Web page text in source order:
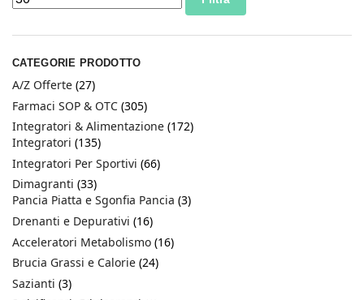
CATEGORIE PRODOTTO
A/Z Offerte (27)
Farmaci SOP & OTC (305)
Integratori & Alimentazione (172)
Integratori (135)
Integratori Per Sportivi (66)
Dimagranti (33)
Pancia Piatta e Sgonfia Pancia (3)
Drenanti e Depurativi (16)
Acceleratori Metabolismo (16)
Brucia Grassi e Calorie (24)
Sazianti (3)